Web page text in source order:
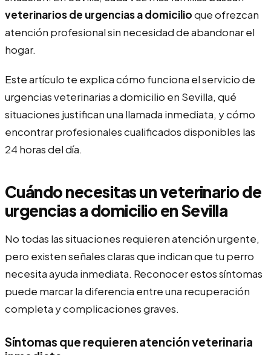
veterinarios de urgencias a domicilioque ofrezcan
atención profesional sin necesidad de abandonar el
hogar.
Este artículo te explica cómo funciona el servicio de
urgencias veterinarias a domicilio en Sevilla, qué
situaciones justifican una llamada inmediata, y cómo
encontrar profesionales cualificados disponibles las
24 horas del día.
Cuándo necesitas un veterinario de
urgencias a domicilio en Sevilla
No todas las situaciones requieren atención urgente,
pero existen señales claras que indican que tu perro
necesita ayuda inmediata. Reconocer estos síntomas
puede marcar la diferencia entre una recuperación
completa y complicaciones graves.
Síntomas que requieren atención veterinaria